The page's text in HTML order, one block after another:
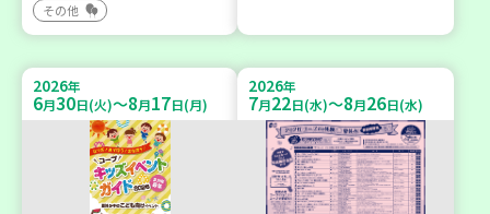
その他
2026年
6月30日(火)～8月17日(月)
2026年
7月22日(水)～8月26日(水)